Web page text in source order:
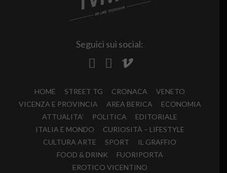
Seguici sui social:
HOME STREET TG CRONACA
VENETO
VICENZA E PROVINCIA
AREA BERICA
ECONOMIA
ATTUALITA’
POLITICA
EDITORIALE
ITALIA E MONDO
CURIOSITÀ – LIFESTYLE
CULTURA ARTE
SPORT
IL GRAFFIO
FOOD & DRINK
FUORIPORTA
EROTICO VICENTINO